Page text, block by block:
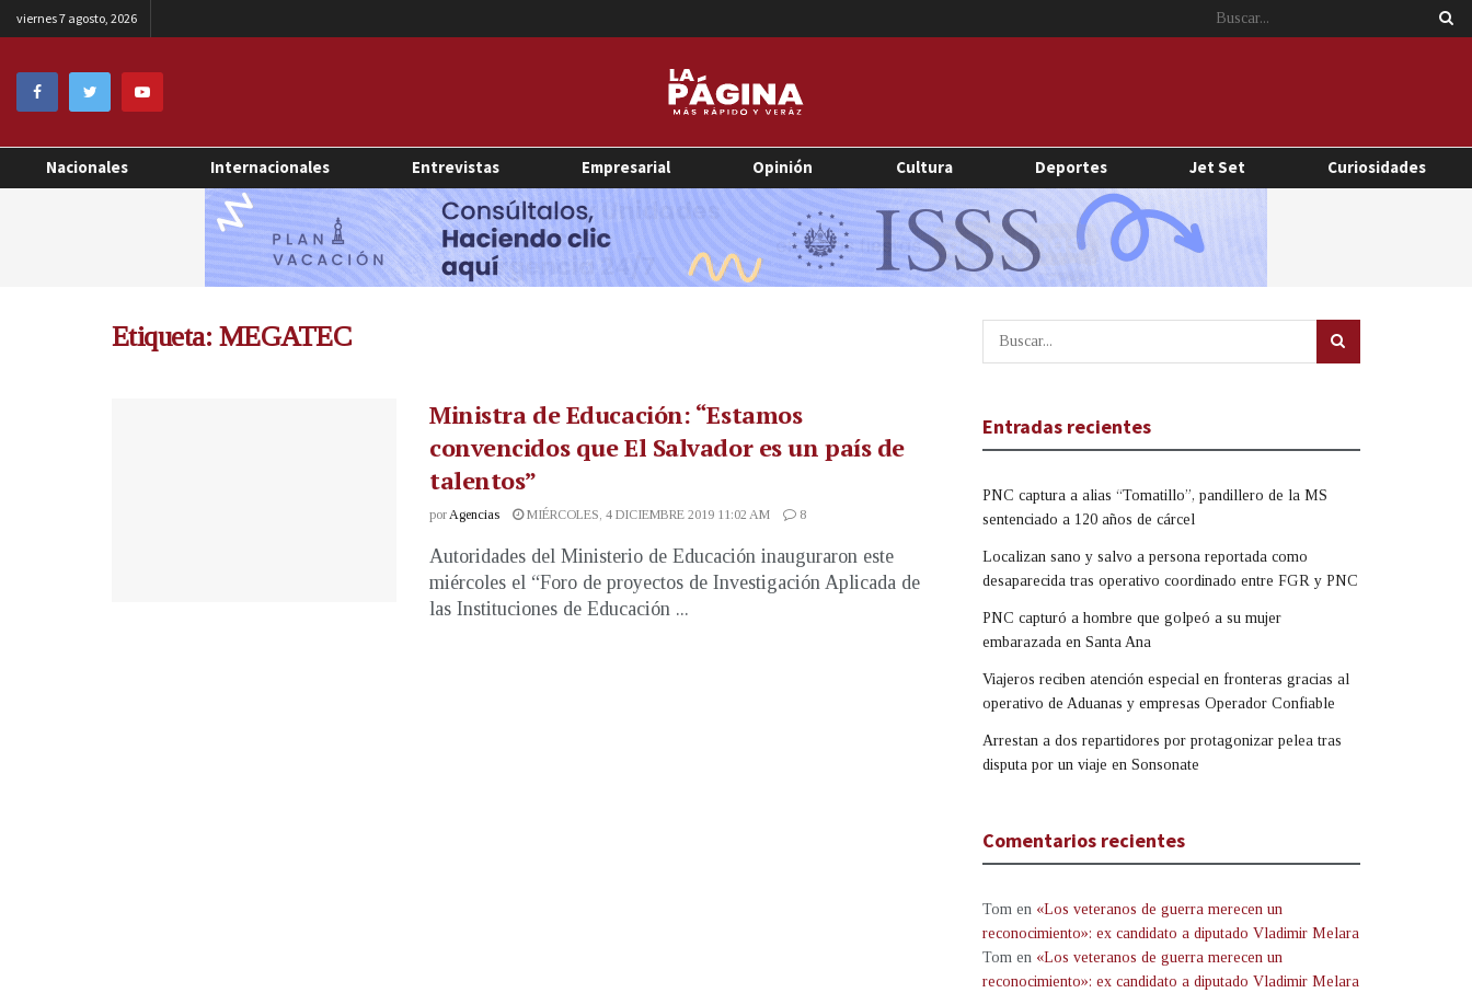
viernes 7 agosto, 2026
Nacionales Internacionales Entrevistas Empresarial Opinión Cultura Deportes Jet Set Curiosidades
Etiqueta: MEGATEC
Ministra de Educación: “Estamos
convencidos que El Salvador es un país de
talentos”
porAgencias MIÉRCOLES, 4 DICIEMBRE 2019 11:02 AM 8
Autoridades del Ministerio de Educación inauguraron este
miércoles el “Foro de proyectos de Investigación Aplicada de
las Instituciones de Educación ...
Entradas recientes
PNC captura a alias “Tomatillo”, pandillero de la MS
sentenciado a 120 años de cárcel
Localizan sano y salvo a persona reportada como
desaparecida tras operativo coordinado entre FGR y PNC
PNC capturó a hombre que golpeó a su mujer
embarazada en Santa Ana
Viajeros reciben atención especial en fronteras gracias al
operativo de Aduanas y empresas Operador Confiable
Arrestan a dos repartidores por protagonizar pelea tras
disputa por un viaje en Sonsonate
Comentarios recientes
Tom en «Los veteranos de guerra merecen un
reconocimiento»: ex candidato a diputado Vladimir Melara
Tom en «Los veteranos de guerra merecen un
reconocimiento»: ex candidato a diputado Vladimir Melara